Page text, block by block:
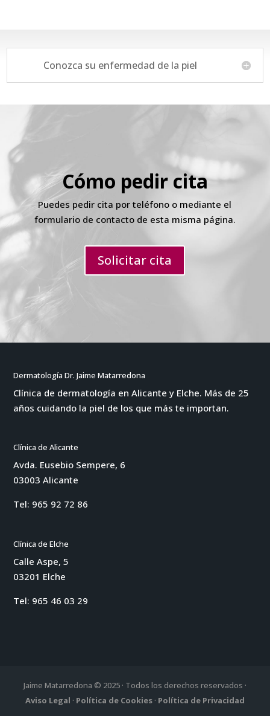
Conozca su enfermedad de la piel
Cómo pedir cita
Puedes pedir cita por teléfono o mediante el
formulario de contacto de esta misma página.
Solicitar cita
Dermatología Dr. Jaime Matarredona
Clínica de dermatología en Alicante y Elche. Más de 25
años cuidando la piel de los que más te importan.
Clínica de Alicante
Avda. Eusebio Sempere, 6
03003 Alicante
Tel: 965 92 72 86
Clínica de Elche
Calle Aspe, 5
03201 Elche
Tel: 965 46 03 29
Jaime Matarredona © 2025 · Todos los derechos reservados ·
Aviso Legal · Política de Cookies · Política de Privacidad